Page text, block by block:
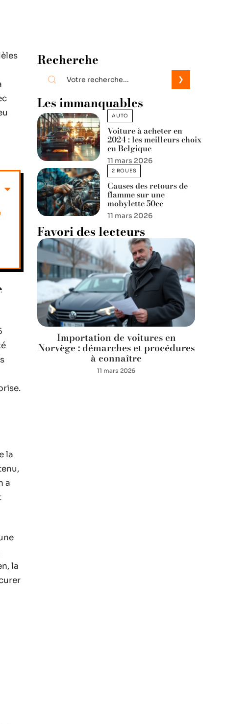
la
a
la
Recherche
Les immanquables
AUTO
Voiture à acheter en
2024 : les meilleurs choix
en Belgique
11 mars 2026
2 ROUES
Causes des retours de
flamme sur une
mobylette 50cc
11 mars 2026
Favori des lecteurs
Importation de voitures en
Norvège : démarches et procédures
à connaître
11 mars 2026